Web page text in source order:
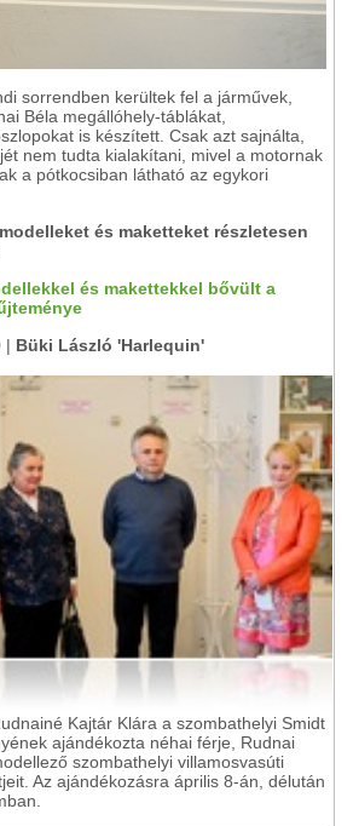
sorrendben kerültek fel a járművek,
Béla megállóhely-táblákat,
is készített. Csak azt sajnálta,
nem tudta kialakítani, mivel a motornak
a pótkocsiban látható az egykori
és maketteket részletesen
és makettekkel bővült a
| Büki László 'Harlequin'
Kajtár Klára a szombathelyi Smidt
ajándékozta néhai férje, Rudnai
szombathelyi villamosvasúti
Az ajándékozásra április 8-án, délután